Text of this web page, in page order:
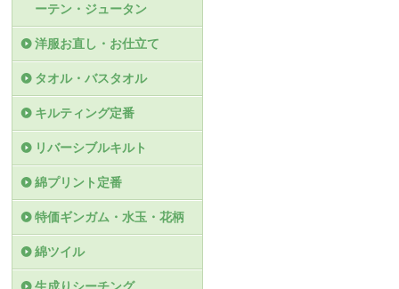
ーテン・ジュータン
洋服お直し・お仕立て
タオル・バスタオル
キルティング定番
リバーシブルキルト
綿プリント定番
特価ギンガム・水玉・花柄
綿ツイル